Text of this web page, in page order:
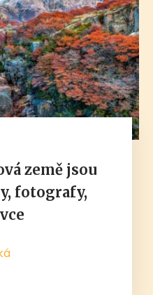
země jsou
fotografy,